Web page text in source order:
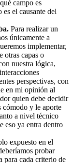
campo es
el causante del
Para realizar un
únicamente a
implementar,
otras capas o
nuestra lógica,
perspectivas, con
en mi opinión al
quien debe decidir
cómodo y le aporte
a nivel técnico
eso ya entra dentro
expuesto en el
probar
para cada criterio de